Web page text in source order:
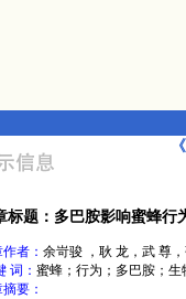
标题：多巴胺影响蜜蜂行
者： 余岢骏 ，耿 龙，武 尊
词： 蜜蜂；行为；多巴胺；生
要：